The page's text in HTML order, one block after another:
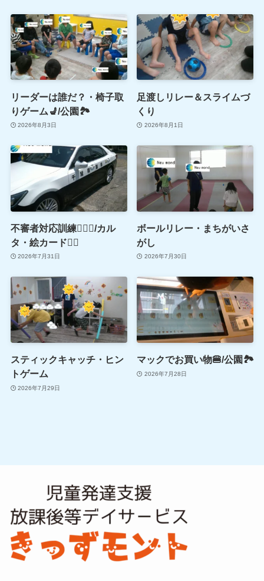
リーダーは誰だ？・椅子取
りゲーム💺/公園🏞
2026年8月3日
足渡しリレー＆スライムづ
くり
2026年8月1日
不審者対応訓練👮🏻‍♂️/カル
タ・絵カード🖐🏻
2026年7月31日
ボールリレー・まちがいさ
がし
2026年7月30日
スティックキャッチ・ヒン
トゲーム
2026年7月29日
マックでお買い物🍔/公園🏞
2026年7月28日